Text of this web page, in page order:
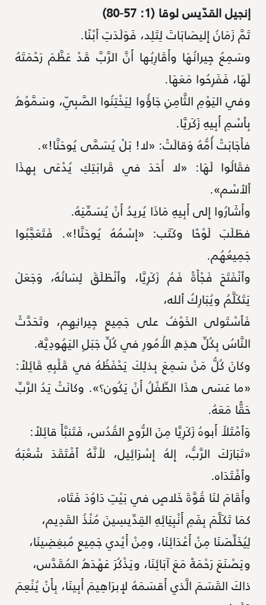
إنجيل القدّيس لوقا (1: 57-80)
تَمَّ زَمَانُ إِليصَابَاتَ لِتَلِد، فَوَلَدَتِ ٱبْنًا.
وسَمِعُ جِيرانُهَا وأَقَارِبُها أَنَّ الرَّبَّ قَدْ عَظَّمَ رَحْمَتَهُ
لَهَا، فَفَرِحُوا مَعَهَا.
وفي اليَوْمِ الثَّامِنِ جَاؤُوا لِيَخْتِنُوا الصَّبِيّ، وسَمَّوْهُ
بِٱسْمِ أَبِيهِ زَكَريَّا.
فأَجَابَتْ أُمُّهُ وَقالَتْ: «لا! بَلْ يُسَمَّى يُوحَنَّا!».
فقَالُوا لَهَا: «لا أَحَدَ في قَرابَتِكِ يُدْعَى بِهذَا
ٱلٱسْم».
وأَشَارُوا إِلى أَبِيهِ مَاذَا يُريدُ أَنْ يُسَمِّيَهُ.
فطَلَبَ لَوْحًا وكَتَب: «إِسْمُهُ يُوحَنَّا!». فَتَعَجَّبُوا
جَمِيعُهُم.
وٱنْفَتَحَ فَجْأَةً فَمُ زَكَرِيَّا، وٱنْطَلَقَ لِسَانُهُ، وَجَعَلَ
يَتَكَلَّمُ ويُبَارِكُ ٱلله،
فَٱسْتَولى الخَوْفُ على جَمِيعِ جِيرانِهِم، وتَحَدَّثَ
النَّاسُ بِكُلِّ هذِهِ الأُمُورِ في كُلِّ جَبَلِ اليَهُودِيَّة.
وكانَ كُلُّ مَنْ سَمِعَ بِذلِكَ يَحْفَظُهُ في قَلْبِهِ قَائِلاً:
«ما عَسَى هذَا الطِّفْلُ أَنْ يَكُون؟». وكانَتْ يَدُ الرَّبِّ
حَقًّا مَعَهُ.
وَٱمْتَلأَ أَبوهُ زَكَرِيَّا مِنَ الرُّوحِ القُدُس، فَتَنبَّأَ قائِلاً:
«تَبَارَكَ الرَّبُّ، إِلهُ إِسْرَائِيل، لأَنَّهُ ٱفْتَقَدَ شَعْبَهُ
وٱفْتَدَاه.
وأَقَامَ لنَا قُوَّةَ خَلاصٍ في بَيْتِ دَاوُدَ فَتَاه،
كمَا تَكَلَّمَ بِفَمِ أَنْبِيَائِهِ القِدِّيسِينَ مُنْذُ القَدِيم،
لِيُخَلِّصَنَا مِنْ أَعْدَائِنَا، ومِنْ أَيْدي جَمِيعِ مُبغِضِينَا،
ويَصْنَعَ رَحْمَةً مَعَ آبَائِنَا، ويَذْكُرَ عَهْدَهُ المُقَدَّس،
ذاكَ القَسَمَ الَّذي أَقسَمَهُ لإِبرَاهِيمَ أَبِينَا، بِأَنْ يُنْعِمَ